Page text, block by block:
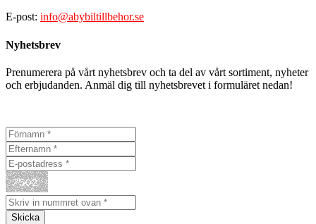
E-post: info@abybiltillbehor.se
Nyhetsbrev
Prenumerera på vårt nyhetsbrev och ta del av vårt sortiment, nyheter
och erbjudanden. Anmäl dig till nyhetsbrevet i formuläret nedan!